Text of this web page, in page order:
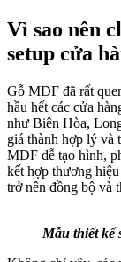
Vì sao nên
setup cửa
Gỗ MDF đã rất
hầu hết các cửa
như Biên Hòa,
giá thành hợp lý và
MDF dễ tạo hình,
kết hợp thương
trở nên đồng bộ và
Mẫu thiết kế